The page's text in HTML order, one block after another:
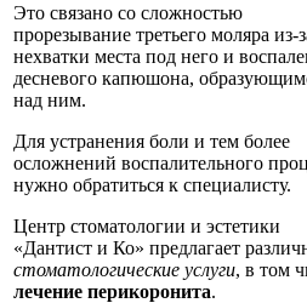
Это связано со сложностью
прорезывание третьего моляра из-
нехватки места под него и
десневого капюшона,
над ним.
Для устранения боли и тем более
осложнений воспалительного
нужно обратиться к специалисту.
Центр стоматологии и эстетики
«Дантист и Ко» предлагает
стоматологические услуги, в том
лечение перикоронита.